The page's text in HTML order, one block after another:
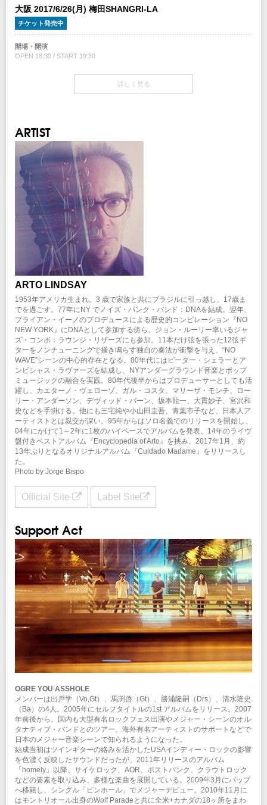
レコファン渋谷BEAM店 ：03-3463-0090
※0570で始まる電話番号は、一部携帯・PHS不可
注意事項
※未就学児(6歳未満)のご入場をお断りさせていただきます。
クリエイティブマン：03-3499-6669
注意事項
※未就学児(6歳未満)のご入場をお断りさせていただきます。
INFO
京都メトロ：075-752-2787
企画・制作・招聘：クリエイティブマン
大阪 2017/6/26(月) 梅田SHANGRI-LA
チケット発売中
開場・開演
OPEN 18:30 / START 19:30
￥8,000-(税込/All standing/1Drink別)
※未就学児(6歳未満)のご入場をお断りさせていただきます。
INFO
キョードーインフォメーション
：0570-200-888
企画・制作・招聘：クリエイティブマン
協力：
P-VINE
詳しく見る
ARTIST
ARTO LINDSAY
1953年アメリカ生まれ。3 歳で家族と共にブラジルに引っ越し、17歳ま
でを過ごす。77年にNY でノイズ・パンク・バンド：DNAを結成。翌年、
ブライアン・イーノのプロデュースによる歴史的コンピレーション『NO
NEW YORK』にDNAとして参加する傍ら、ジョン・ルーリー率いるジャ
ズ・コンボ：ラウンジ・リザーズにも参加。11本だけ弦を張った12弦ギ
ターをノンチューニングで掻き鳴らす独自の奏法が衝撃を与え、“NO
WAVE”シーンの中心的存在となる。80年代にはピーター・シェラーとア
ンビシャス・ラヴァーズを結成し、NYアンダーグラウンド音楽とポップ
ミュージックの融合を実践。80年代後半からはプロデューサーとしても活
躍し、カエターノ・ヴェローゾ、ガル・コスタ、マリーザ・モンチ、ロー
リー・アンダーソン、デヴィッド・バーン、坂本龍一、大貫妙子、宮沢和
史などを手掛ける。他にも三宅純や小山田圭吾、青葉市子など、日本人ア
ーティストとは親交が深い。95年からはソロ名義でのリリースを開始し、
04年にかけて1～2年に1枚のハイペースでアルバムを発表。14年のライヴ
盤付きベストアルバム『Encyclopedia of Arto』を挟み、2017年1月、約
13年ぶりとなるオリジナルアルバム『Cuidado Madame』をリリースし
た。
Photo by Jorge Bispo
Official Site Label Site
Support Act
OGRE YOU ASSHOLE
メンバーは出戸学（Vo,Gt）、馬渕啓（Gt）、勝浦隆嗣（Drs）、清水隆史
（Ba）の4人。2005年にセルフタイトルの1st アルバムをリリース。2007
年前後から、国内も大型有名ロックフェス出演やメジャー・シーンのオル
タナティブ・バンドとのツアー、海外有名アーティストのサポートなどで
日本のメジャー音楽シーンで知られるようになった。
結成当初はツインギターの絡みを活かしたUSAインディー・ロックの影響
を色濃く反映したサウンドだったが、2011年リリースのアルバム
「homely」以降、サイケロック、AOR、ポストパンク、クラウトロック
などの要素を取り込み、多様な楽曲を展開している。2009年3月にバップ
へ移籍し、シングル「ピンホール」でメジャーデビュー。2010年11月に
はモントリオール出身のWolf Paradeと共に全米+カナダの18ヶ所をまわ